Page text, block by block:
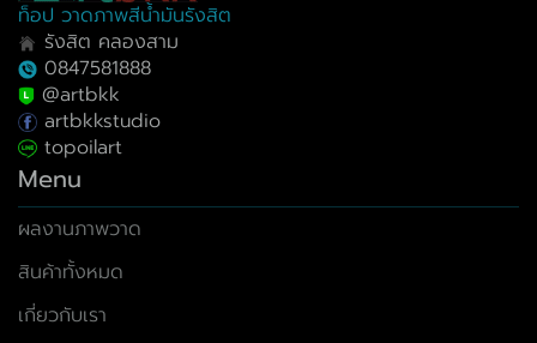
ท็อป วาดภาพสีน้ำมันรังสิต
รังสิต คลองสาม
0847581888
@artbkk
artbkkstudio
topoilart
Menu
ผลงานภาพวาด
สินค้าทั้งหมด
เกี่ยวกับเรา